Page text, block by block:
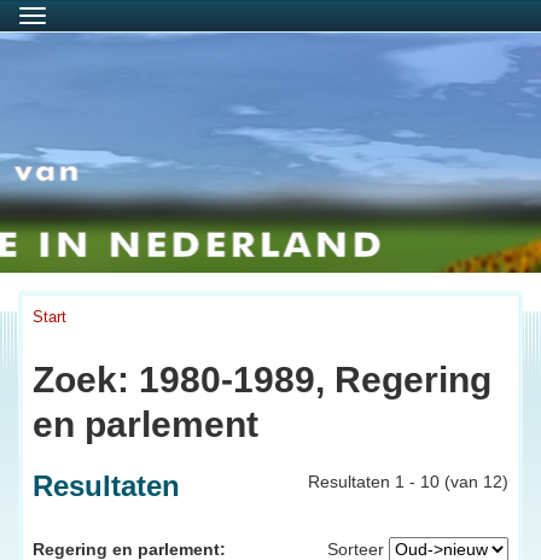
Menu
Start
Zoek: 1980-1989, Regering
en parlement
Resultaten 1 - 10 (van 12)
Resultaten
Sorteer
Regering en parlement: